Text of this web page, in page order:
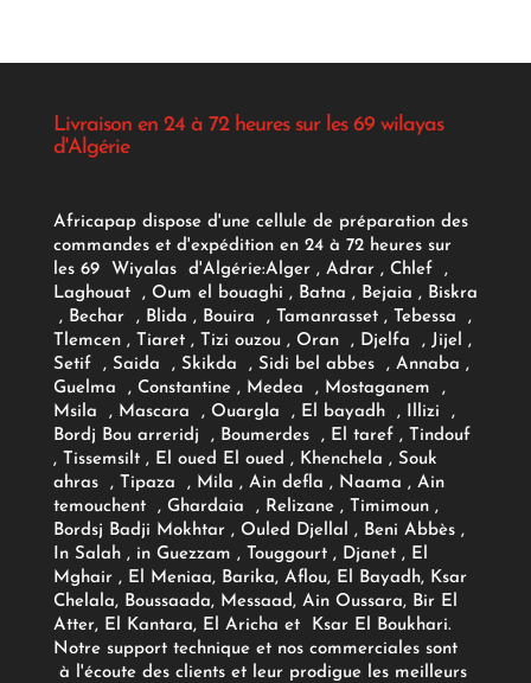
Livraison en 24 à 72 heures sur les 69 wilayas
d'Algérie
Africapap dispose d'une cellule de préparation des
commandes et d'expédition en 24 à 72 heures sur
les 69 Wiyalas d'Algérie:Alger , Adrar, Chlef ,
Laghouat , Oum el bouaghi , Batna , Bejaia , Biskra
, Bechar , Blida , Bouira , Tamanrasset , Tebessa ,
Tlemcen , Tiaret , Tizi ouzou , Oran , Djelfa , Jijel ,
Setif , Saida , Skikda , Sidi bel abbes , Annaba ,
Guelma , Constantine , Medea , Mostaganem ,
Msila , Mascara , Ouargla , El bayadh , Illizi ,
Bordj Bou arreridj , Boumerdes , El taref , Tindouf
, Tissemsilt , El oued El oued , Khenchela , Souk
ahras , Tipaza , Mila , Ain defla , Naama , Ain
temouchent , Ghardaia , Relizane , Timimoun ,
Bordsj Badji Mokhtar , Ouled Djellal , Beni Abbès ,
In Salah , in Guezzam , Touggourt , Djanet , El
Mghair , El Meniaa, Barika, Aflou, El Bayadh, Ksar
Chelala, Boussaada, Messaad, Ain Oussara, Bir El
Atter, El Kantara, El Aricha et Ksar El Boukhari.
Notre support technique et nos commerciales sont
à l'écoute des clients et leur prodigue les meilleurs